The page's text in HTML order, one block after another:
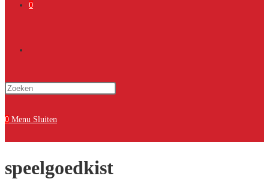
0
site
0 Menu Sluiten
speelgoedkist